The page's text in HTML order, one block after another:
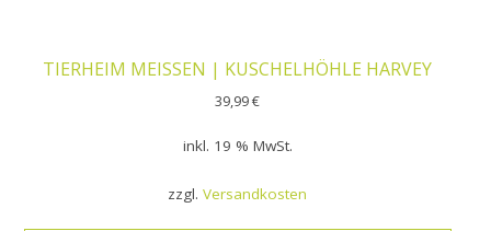
TIERHEIM MEISSEN | KUSCHELHÖHLE HARVEY
39,99€
inkl. 19 % MwSt.
zzgl.Versandkosten